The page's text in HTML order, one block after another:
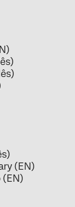
(EN)
(EN)